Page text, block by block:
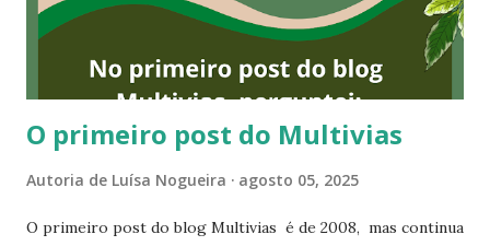
profundas do que significa existir em um corpo feminino na
contemporaneidade. A poesia de Francine não busca apenas
beleza, busca verdade. Em seu...
O primeiro post do Multivias
Autoria de Luísa Nogueira agosto 05, 2025
O primeiro post do blog Multivias é de 2008, mas continua